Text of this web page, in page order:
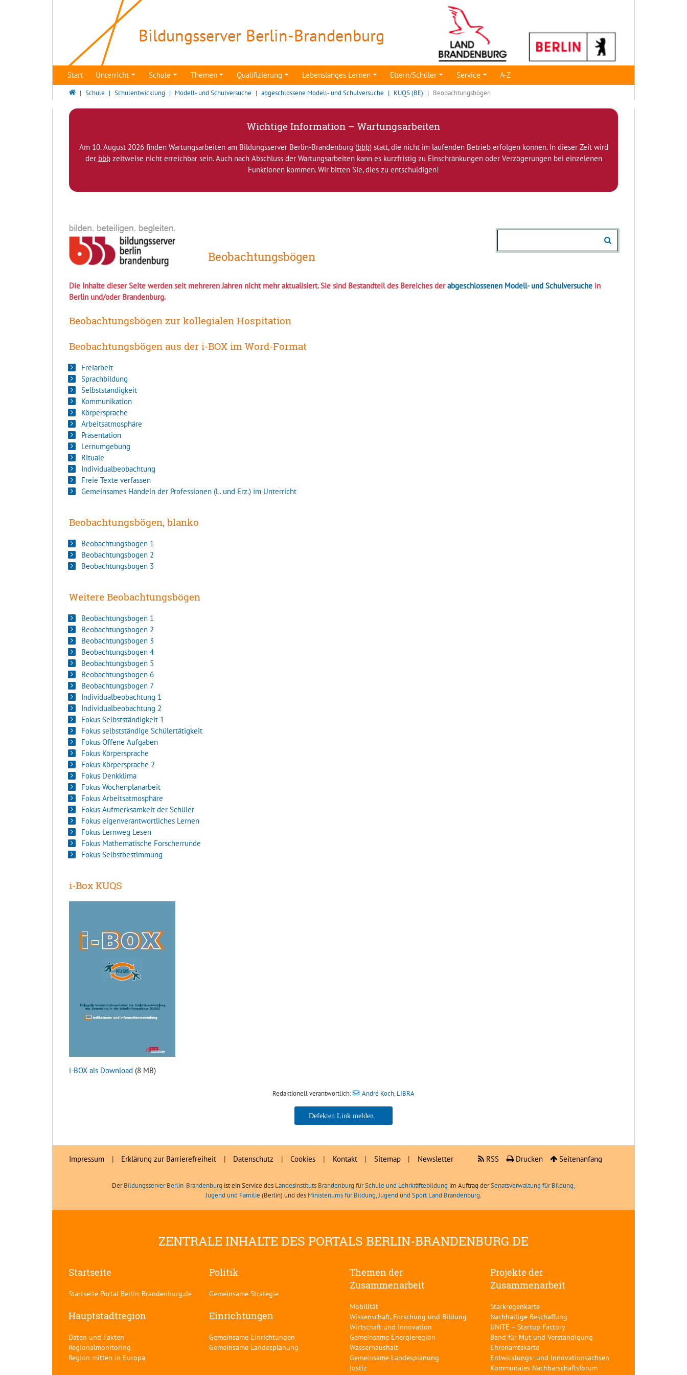
Bildungsserver Berlin-Brandenburg
Start Unterricht Schule Themen Qualifizierung Lebenslanges Lernen Eltern/Schüler Service A-Z
Bildungsserver Berlin - Brandenburg
Schule Schulentwicklung Modell- und Schulversuche abgeschlossene Modell- und Schulversuche KUQS (BE) Beobachtungsbögen
Wichtige Information – Wartungsarbeiten
Am 10. August 2026 finden Wartungsarbeiten am Bildungsserver Berlin-Brandenburg (bbb) statt, die nicht im laufenden Betrieb erfolgen können. In dieser Zeit wird
der bbbzeitweise nicht erreichbar sein. Auch nach Abschluss der Wartungsarbeiten kann es kurzfristig zu Einschränkungen oder Verzögerungen bei einzelenen
Funktionen kommen. Wir bitten Sie, dies zu entschuldigen!
Beobachtungsbögen
Die Inhalte dieser Seite werden seit mehreren Jahren nicht mehr aktualisiert. Sie sind Bestandteil des Bereiches derabgeschlossenen Modell- und Schulversuche in
Berlin und/oder Brandenburg.
Beobachtungsbögen zur kollegialen Hospitation
Beobachtungsbögen aus der i-BOX im Word-Format
Freiarbeit
Sprachbildung
Selbstständigkeit
Kommunikation
Körpersprache
Arbeitsatmosphäre
Präsentation
Lernumgebung
Rituale
Individualbeobachtung
Freie Texte verfassen
Gemeinsames Handeln der Professionen (L. und Erz.) im Unterricht
Beobachtungsbögen, blanko
Beobachtungsbogen 1
Beobachtungsbogen 2
Beobachtungsbogen 3
Weitere Beobachtungsbögen
Beobachtungsbogen 1
Beobachtungsbogen 2
Beobachtungsbogen 3
Beobachtungsbogen 4
Beobachtungsbogen 5
Beobachtungsbogen 6
Beobachtungsbogen 7
Individualbeobachtung 1
Individualbeobachtung 2
Fokus Selbstständigkeit 1
Fokus selbstständige Schülertätigkeit
Fokus Offene Aufgaben
Fokus Körpersprache
Fokus Körpersprache 2
Fokus Denkklima
Fokus Wochenplanarbeit
Fokus Arbeitsatmosphäre
Fokus Aufmerksamkeit der Schüler
Fokus eigenverantwortliches Lernen
Fokus Lernweg Lesen
Fokus Mathematische Forscherrunde
Fokus Selbstbestimmung
i-Box KUQS
i-BOX als Download (8 MB)
Redaktionell verantwortlich: André Koch, LIBRA
André Koch, LIBRA
Impressum | Erklärung zur Barrierefreiheit | Datenschutz | Cookies | Kontakt | Sitemap | Newsletter RSS Drucken Seitenanfang
DerBildungsserver Berlin-Brandenburg ist ein Service des Landesinstituts Brandenburg für Schule und Lehrkräftebildung im Auftrag derSenatsverwaltung für Bildung,
Jugend und Familie (Berlin) und des Ministeriums für Bildung, Jugend und Sport Land Brandenburg.
ZENTRALE INHALTE DES PORTALS BERLIN-BRANDENBURG.DE
Startseite
Startseite Portal Berlin-Brandenburg.de
Hauptstadtregion
Daten und Fakten
Regionalmonitoring
Region mitten in Europa
Politik
Gemeinsame Strategie
Einrichtungen
Gemeinsame Einrichtungen
Gemeinsame Landesplanung
Themen der
Zusammenarbeit
Mobilität
Wissenschaft, Forschung und Bildung
Wirtschaft und Innovation
Gemeinsame Energieregion
Wasserhaushalt
Gemeinsame Landesplanung
Justiz
Projekte der
Zusammenarbeit
Starkregenkarte
Nachhaltige Beschaffung
UNITE – Startup Factory
Band für Mut und Verständigung
Ehrenamtskarte
Entwicklungs- und Innovationsachsen
Kommunales Nachbarschaftsforum